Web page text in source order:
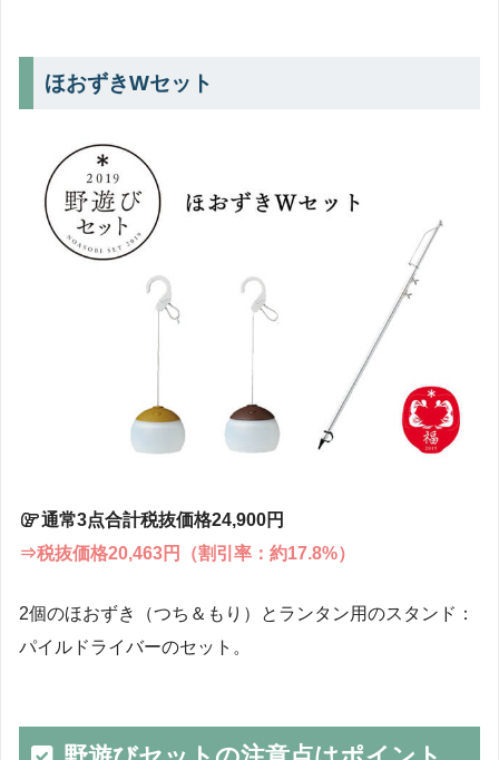
ほおずきWセット
通常3点合計税抜価格24,900円
⇒税抜価格20,463円（割引率：約17.8%）
2個のほおずき（つち＆もり）とランタン用のスタンド：
パイルドライバーのセット。